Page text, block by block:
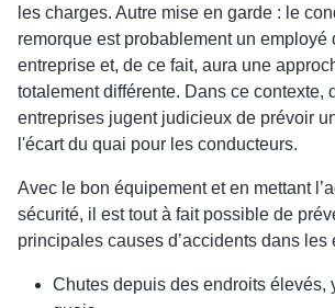
les charges. Autre mise en garde : le
remorque est probablement un employé
entreprise et, de ce fait, aura une
totalement différente. Dans ce contexte,
entreprises jugent judicieux de prévoir
l'écart du quai pour les conducteurs.
Avec le bon équipement et en mettant
sécurité, il est tout à fait possible de
principales causes d’accidents dans les
Chutes depuis des endroits élevés,